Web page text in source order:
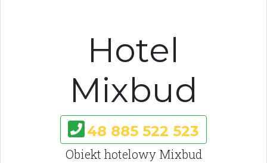
Hotel
Mixbud
48 885 522 523
Obiekt hotelowy Mixbud